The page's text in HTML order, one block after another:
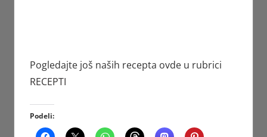
Pogledajte još naših recepta ovde u rubrici
RECEPTI
Podeli: